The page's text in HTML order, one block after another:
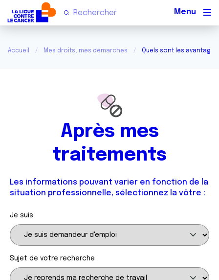
Accueil Mes droits, mes démarches Quels sont les
Après mes
traitements
Les informations pouvant varier en fonction de la
situation professionnelle, sélectionnez la vôtre :
Je suis
Sujet de votre recherche